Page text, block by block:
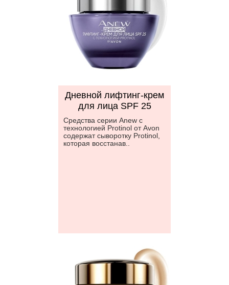
Дневной лифтинг-крем
для лица SPF 25
Средства серии Anew с
технологией Protinol от Avon
содержат сыворотку Protinol,
которая восстанав..